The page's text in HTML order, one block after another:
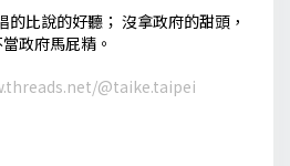
比說的好聽； 沒拿政府的甜頭，
政府馬屁精。
@taike.taipei